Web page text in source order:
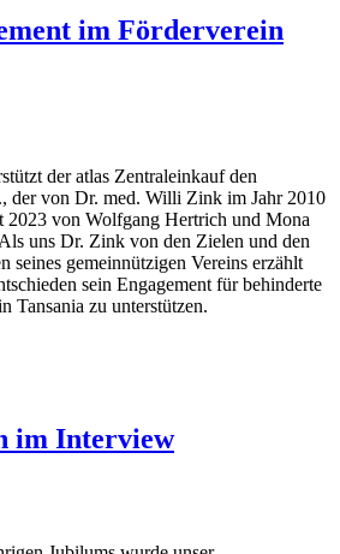
im Förderverein
der atlas Zentraleinkauf den
der von Dr. med. Willi Zink im Jahr 2010
2023 von Wolfgang Hertrich und Mona
uns Dr. Zink von den Zielen und den
seines gemeinnützigen Vereins erzählt
sein Engagement für behinderte
Tansania zu unterstützen.
im Interview